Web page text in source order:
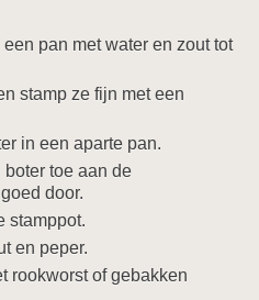
pan met water en zout tot
stamp ze fijn met een
in een aparte pan.
toe aan de
door.
stamppot.
en peper.
rookworst of gebakken